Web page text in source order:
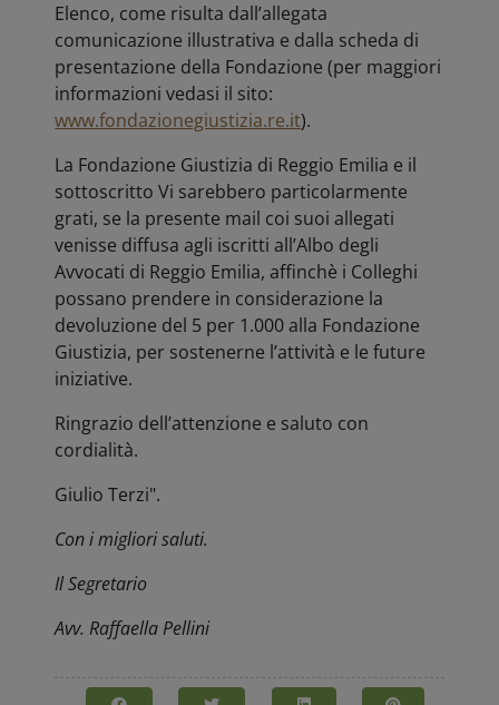
Elenco, come risulta dall’allegata
comunicazione illustrativa e dalla scheda di
presentazione della Fondazione (per maggiori
informazioni vedasi il sito:
www.fondazionegiustizia.re.it).
La Fondazione Giustizia di Reggio Emilia e il
sottoscritto Vi sarebbero particolarmente
grati, se la presente mail coi suoi allegati
venisse diffusa agli iscritti all’Albo degli
Avvocati di Reggio Emilia, affinchè i Colleghi
possano prendere in considerazione la
devoluzione del 5 per 1.000 alla Fondazione
Giustizia, per sostenerne l’attività e le future
iniziative.
Ringrazio dell’attenzione e saluto con
cordialità.
Giulio Terzi".
Con i migliori saluti.
Il Segretario
Avv. Raffaella Pellini